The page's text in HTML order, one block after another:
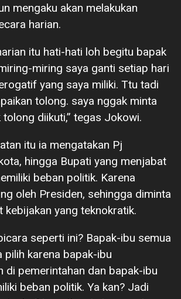
mengaku akan melakukan
harian.
itu hati-hati loh begitu bapak
miring saya ganti setiap hari
yang saya miliki. Ttu tadi
tolong. saya nggak minta
tolong diikuti,” tegas Jokowi.
itu ia mengatakan Pj
hingga Bupati yang menjabat
beban politik. Karena
oleh Presiden, sehingga diminta
kebijakan yang teknokratik.
seperti ini? Bapak-ibu semua
pilih karena bapak-ibu
di pemerintahan dan bapak-ibu
beban politik. Ya kan? Jadi